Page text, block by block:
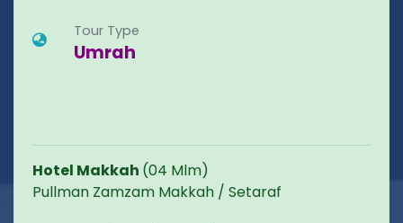
Tour Type
Umrah
Hotel Makkah (04 Mlm)
Pullman Zamzam Makkah / Setaraf